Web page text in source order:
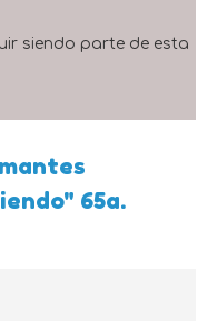
siendo parte de esta
65a.